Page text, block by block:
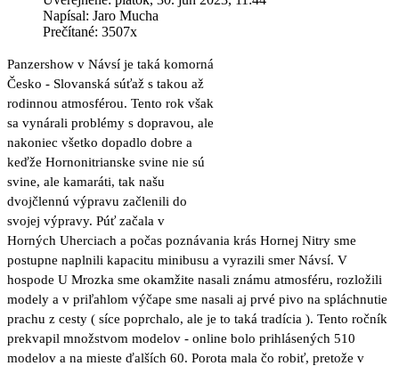
Napísal: Jaro Mucha
Prečítané: 3507x
Panzershow v Návsí je taká komorná
Česko - Slovanská súťaž s takou až
rodinnou atmosférou. Tento rok však
sa vynárali problémy s dopravou, ale
nakoniec všetko dopadlo dobre a
keďže Hornonitrianske svine nie sú
svine, ale kamaráti, tak našu
dvojčlennú výpravu začlenili do
svojej výpravy. Púť začala v
Horných Uherciach a počas poznávania krás Hornej Nitry sme
postupne naplnili kapacitu minibusu a vyrazili smer Návsí. V
hospode U Mrozka sme okamžite nasali známu atmosféru, rozložili
modely a v priľahlom výčape sme nasali aj prvé pivo na spláchnutie
prachu z cesty ( síce poprchalo, ale je to taká tradícia ). Tento ročník
prekvapil množstvom modelov - online bolo prihlásených 510
modelov a na mieste ďalších 60. Porota mala čo robiť, pretože v